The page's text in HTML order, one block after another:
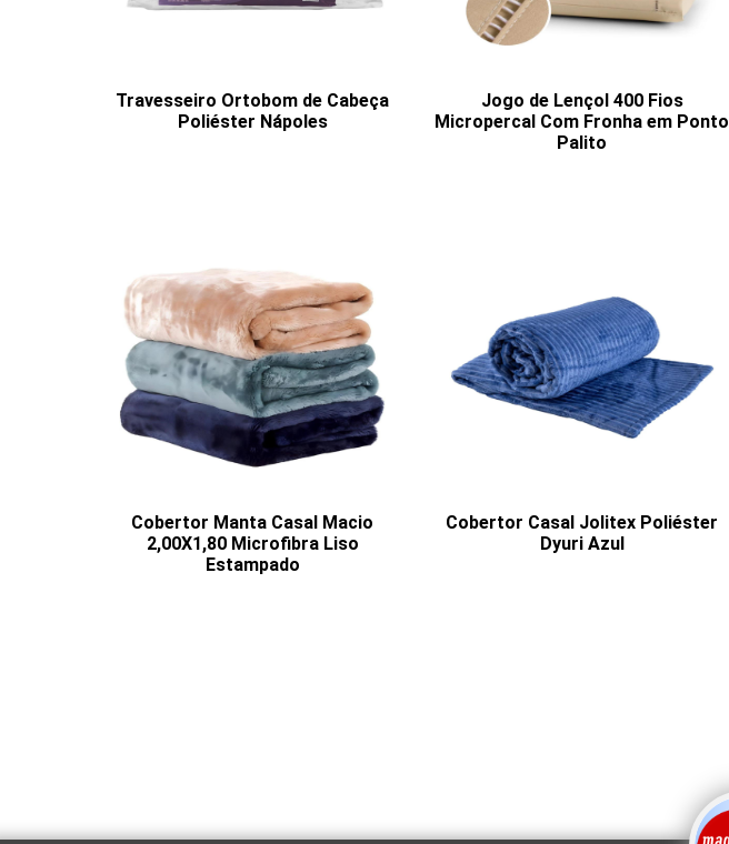
Travesseiro Ortobom de Cabeça
Poliéster Nápoles
Jogo de Lençol 400 Fios
Micropercal Com Fronha em Ponto
Palito
Cobertor Manta Casal Macio
2,00X1,80 Microfibra Liso
Estampado
Cobertor Casal Jolitex Poliéster
Dyuri Azul